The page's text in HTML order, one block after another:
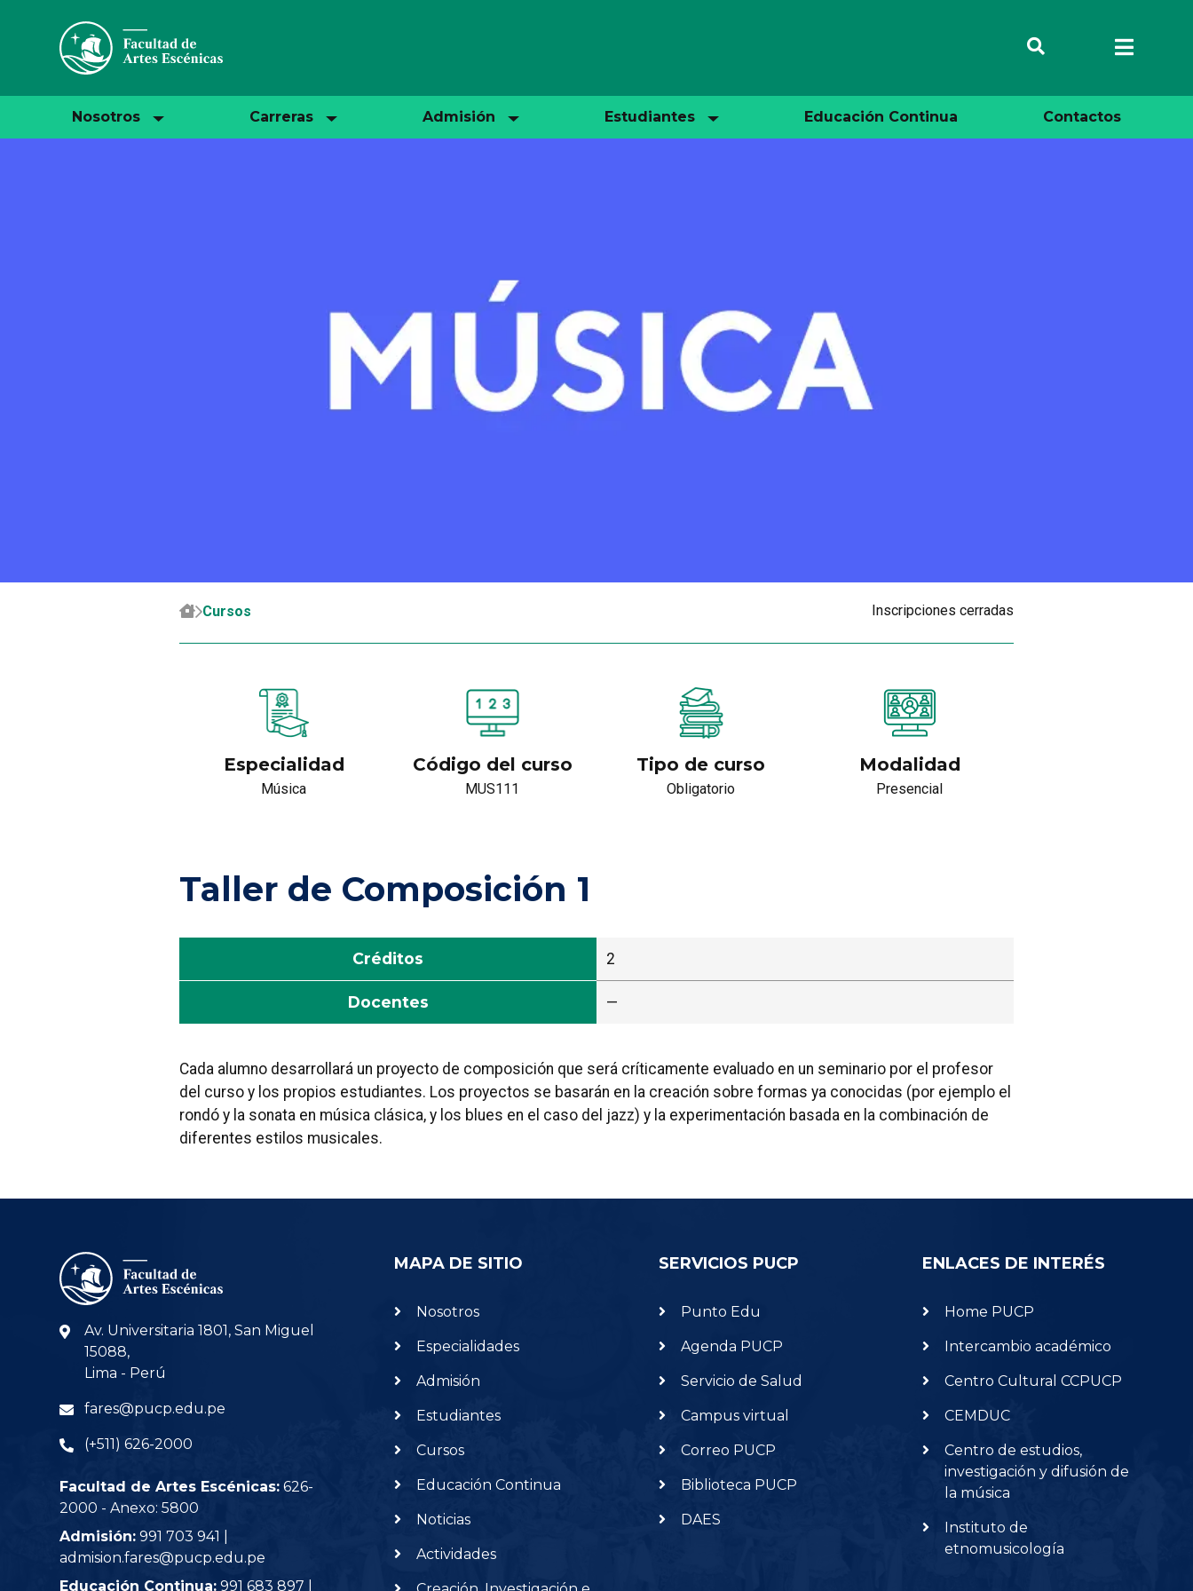
Nosotros Carreras Admisión Estudiantes Educación Continua Contactos
Cursos Inscripciones cerradas
Especialidad
Música
Código del curso
MUS111
Tipo de curso
Obligatorio
Modalidad
Presencial
Taller de Composición 1
Créditos 2
Docentes —
Cada alumno desarrollará un proyecto de composición que será críticamente evaluado en un seminario por el profesor
del curso y los propios estudiantes. Los proyectos se basarán en la creación sobre formas ya conocidas (por ejemplo el
rondó y la sonata en música clásica, y los blues en el caso del jazz) y la experimentación basada en la combinación de
diferentes estilos musicales.
Av. Universitaria 1801, San Miguel
15088,
Lima - Perú
fares@pucp.edu.pe
(+511) 626-2000
Facultad de Artes Escénicas: 626-
2000 - Anexo: 5800
Admisión: 991 703 941 |
admision.fares@pucp.edu.pe
Educación Continua: 991 683 897 |
MAPA DE SITIO
Nosotros
Especialidades
Admisión
Estudiantes
Cursos
Educación Continua
Noticias
Actividades
SERVICIOS PUCP
Punto Edu
Agenda PUCP
Servicio de Salud
Campus virtual
Correo PUCP
Biblioteca PUCP
DAES
ENLACES DE INTERÉS
Home PUCP
Intercambio académico
Centro Cultural CCPUCP
CEMDUC
Centro de estudios,
investigación y difusión de
la música
Instituto de
etnomusicología